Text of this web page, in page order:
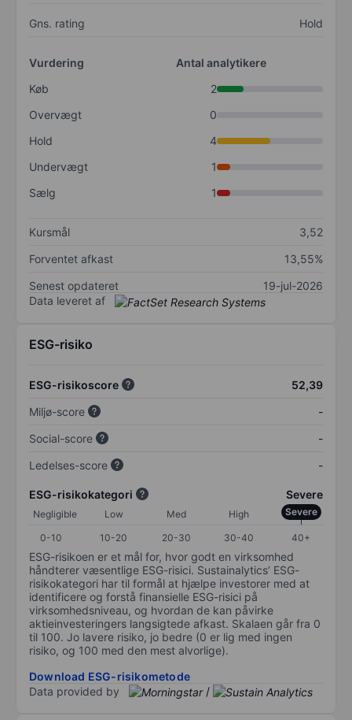
Gns. rating Hold
Vurdering
Antal analytikere
Køb
2
Overvægt
0
Hold
4
Undervægt
1
Sælg
1
Kursmål
3,52
Forventet afkast
13,55%
Senest opdateret
19-jul-2026
Data leveret af
ESG-risiko
ESG-risikoscore
52,39
Miljø-score
-
Social-score
-
Ledelses-score
-
ESG-risikokategori Severe
Negligible Low Med High Severe
0-10 10-20 20-30 30-40 40+
ESG-risikoen er et mål for, hvor godt en virksomhed
håndterer væsentlige ESG-risici. Sustainalytics’ ESG-
risikokategori har til formål at hjælpe investorer med at
identificere og forstå finansielle ESG-risici på
virksomhedsniveau, og hvordan de kan påvirke
aktieinvesteringers langsigtede afkast. Skalaen går fra 0
til 100. Jo lavere risiko, jo bedre (0 er lig med ingen
risiko, og 100 med den mest alvorlige).
Download ESG-risikometode
Data provided by
/